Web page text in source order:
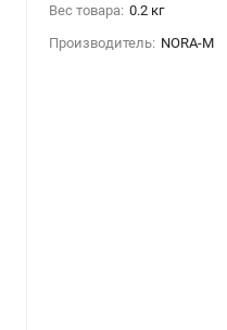
Вес товара: 0.2 кг
Производитель: NORA-M